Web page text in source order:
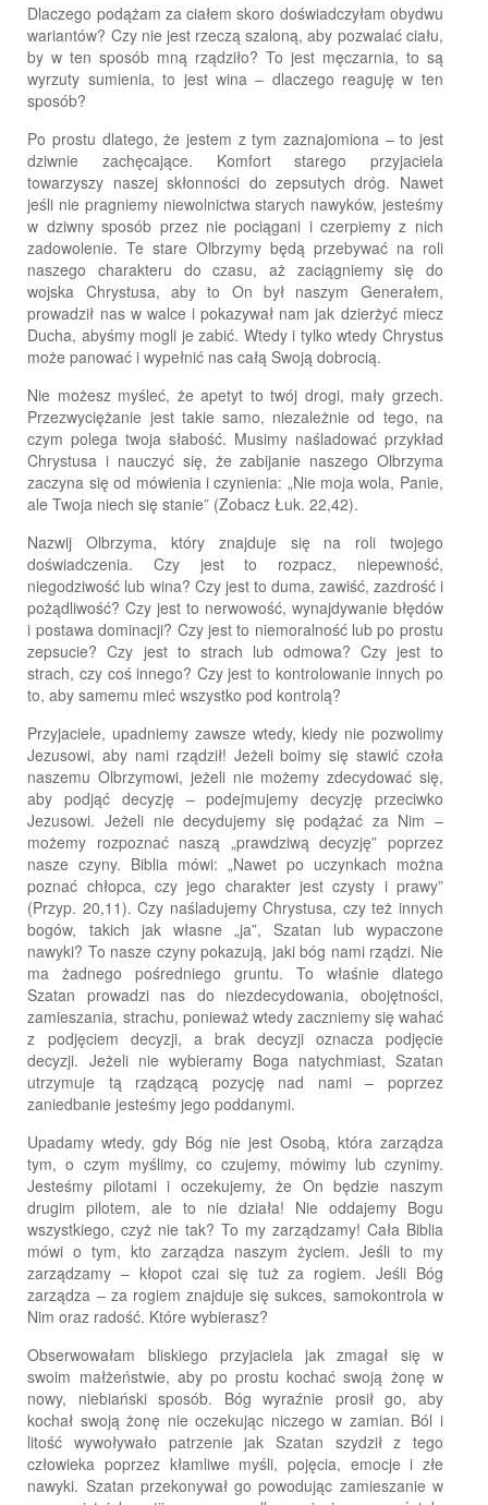
Dlaczego podążam za ciałem skoro doświadczyłam obydwu
wariantów? Czy nie jest rzeczą szaloną, aby pozwalać ciału,
by w ten sposób mną rządziło? To jest męczarnia, to są
wyrzuty sumienia, to jest wina – dlaczego reaguję w ten
sposób?
Po prostu dlatego, że jestem z tym zaznajomiona – to jest
dziwnie zachęcające. Komfort starego przyjaciela
towarzyszy naszej skłonności do zepsutych dróg. Nawet
jeśli nie pragniemy niewolnictwa starych nawyków, jesteśmy
w dziwny sposób przez nie pociągani i czerpiemy z nich
zadowolenie. Te stare Olbrzymy będą przebywać na roli
naszego charakteru do czasu, aż zaciągniemy się do
wojska Chrystusa, aby to On był naszym Generałem,
prowadził nas w walce i pokazywał nam jak dzierżyć miecz
Ducha, abyśmy mogli je zabić. Wtedy i tylko wtedy Chrystus
może panować i wypełnić nas całą Swoją dobrocią.
Nie możesz myśleć, że apetyt to twój drogi, mały grzech.
Przezwyciężanie jest takie samo, niezależnie od tego, na
czym polega twoja słabość. Musimy naśladować przykład
Chrystusa i nauczyć się, że zabijanie naszego Olbrzyma
zaczyna się od mówienia i czynienia: „Nie moja wola, Panie,
ale Twoja niech się stanie” (Zobacz Łuk. 22,42).
Nazwij Olbrzyma, który znajduje się na roli twojego
doświadczenia. Czy jest to rozpacz, niepewność,
niegodziwość lub wina? Czy jest to duma, zawiść, zazdrość i
pożądliwość? Czy jest to nerwowość, wynajdywanie błędów
i postawa dominacji? Czy jest to niemoralność lub po prostu
zepsucie? Czy jest to strach lub odmowa? Czy jest to
strach, czy coś innego? Czy jest to kontrolowanie innych po
to, aby samemu mieć wszystko pod kontrolą?
Przyjaciele, upadniemy zawsze wtedy, kiedy nie pozwolimy
Jezusowi, aby nami rządził! Jeżeli boimy się stawić czoła
naszemu Olbrzymowi, jeżeli nie możemy zdecydować się,
aby podjąć decyzję – podejmujemy decyzję przeciwko
Jezusowi. Jeżeli nie decydujemy się podążać za Nim –
możemy rozpoznać naszą „prawdziwą decyzję” poprzez
nasze czyny. Biblia mówi: „Nawet po uczynkach można
poznać chłopca, czy jego charakter jest czysty i prawy”
(Przyp. 20,11). Czy naśladujemy Chrystusa, czy też innych
bogów, takich jak własne „ja”, Szatan lub wypaczone
nawyki? To nasze czyny pokazują, jaki bóg nami rządzi. Nie
ma żadnego pośredniego gruntu. To właśnie dlatego
Szatan prowadzi nas do niezdecydowania, obojętności,
zamieszania, strachu, ponieważ wtedy zaczniemy się wahać
z podjęciem decyzji, a brak decyzji oznacza podjęcie
decyzji. Jeżeli nie wybieramy Boga natychmiast, Szatan
utrzymuje tą rządzącą pozycję nad nami – poprzez
zaniedbanie jesteśmy jego poddanymi.
Upadamy wtedy, gdy Bóg nie jest Osobą, która zarządza
tym, o czym myślimy, co czujemy, mówimy lub czynimy.
Jesteśmy pilotami i oczekujemy, że On będzie naszym
drugim pilotem, ale to nie działa! Nie oddajemy Bogu
wszystkiego, czyż nie tak? To my zarządzamy! Cała Biblia
mówi o tym, kto zarządza naszym życiem. Jeśli to my
zarządzamy – kłopot czai się tuż za rogiem. Jeśli Bóg
zarządza – za rogiem znajduje się sukces, samokontrola w
Nim oraz radość. Które wybierasz?
Obserwowałam bliskiego przyjaciela jak zmagał się w
swoim małżeństwie, aby po prostu kochać swoją żonę w
nowy, niebiański sposób. Bóg wyraźnie prosił go, aby
kochał swoją żonę nie oczekując niczego w zamian. Ból i
litość wywoływało patrzenie jak Szatan szydził z tego
człowieka poprzez kłamliwe myśli, pojęcia, emocje i złe
nawyki. Szatan przekonywał go powodując zamieszanie w